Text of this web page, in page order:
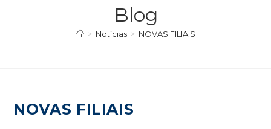
Blog
> Notícias > NOVAS FILIAIS
NOVAS FILIAIS